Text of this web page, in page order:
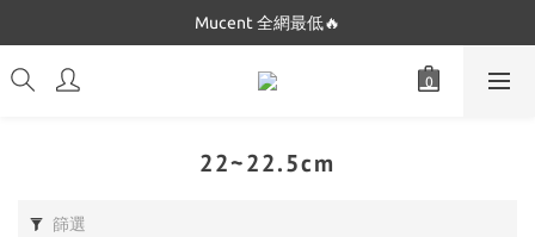
Dickies 最低$280起🔥
Mucent 全網最低🔥
Dickies 最低$280起🔥
22~22.5cm
篩選